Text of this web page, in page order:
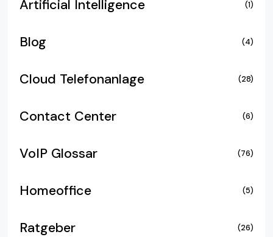
Artificial Intelligence
(1)
Blog (4)
Cloud Telefonanlage (28)
Contact Center (6)
VoIP Glossar (76)
Homeoffice (5)
Ratgeber (26)